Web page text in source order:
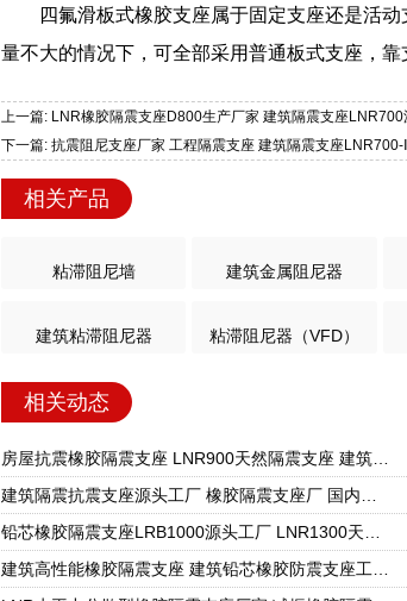
四氟滑板式橡胶支座属于固定支座还是活
量不大的情况下，可全部采用普通板式支座，靠
上一篇: LNR橡胶隔震支座D800生产厂家 建筑隔震支座
下一篇: 抗震阻尼支座厂家 工程隔震支座 建筑隔震支座LNR700-
相关产品
粘滞阻尼墙 建筑金属阻尼器
建筑粘滞阻尼器 粘滞阻尼器（VFD）
相关动态
房屋抗震橡胶隔震支座 LNR900天然隔震支座 建筑圆形隔震支座源头工厂